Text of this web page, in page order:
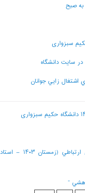
به صبح
سايت دانشگاه
زايي جوانان
برگزاري کارگاه آموزشي فن بيان و مهارت هاي ارتباطي (زمستان ۱۴۰۳ – استاد
“